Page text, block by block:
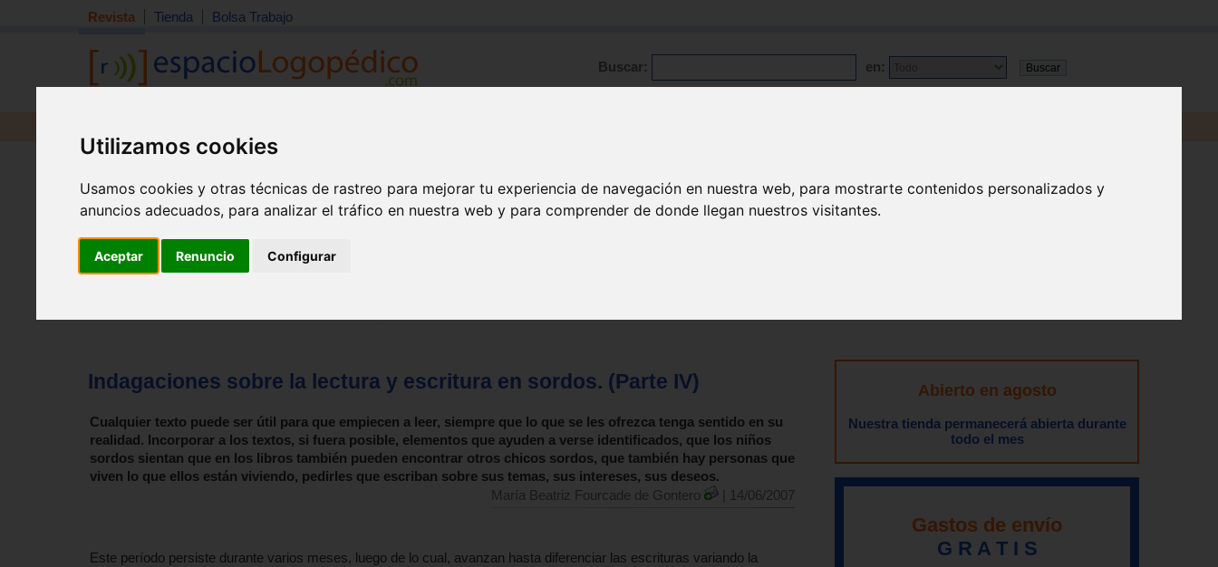
Utilizamos cookies
Usamos cookies y otras técnicas de rastreo para mejorar tu experiencia de navegación en nuestra web, para mostrarte contenidos personalizados y
anuncios adecuados, para analizar el tráfico en nuestra web y para comprender de donde llegan nuestros visitantes.
Aceptar Renuncio Configurar
Revista Tienda Bolsa Trabajo
Buscar: en:
Tema quincena|Detección|Orientación
Inicio> Revista
Indagaciones sobre la lectura y escritura en sordos. (Parte IV)
Cualquier texto puede ser útil para que empiecen a leer, siempre que lo que se les ofrezca tenga sentido en su
realidad. Incorporar a los textos, si fuera posible, elementos que ayuden a verse identificados, que los niños
sordos sientan que en los libros también pueden encontrar otros chicos sordos, que también hay personas que
viven lo que ellos están viviendo, pedirles que escriban sobre sus temas, sus intereses, sus deseos.
María Beatriz Fourcade de Gontero
| 14/06/2007
Este período persiste durante varios meses, luego de lo cual, avanzan hasta diferenciar las escrituras variando la
Abierto en agosto
Nuestra tienda permanecerá abierta durante
todo el mes
Gastos de envío
G R A T I S